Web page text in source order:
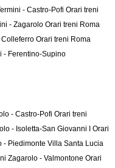
- Castro-Pofi Orari treni
- Zagarolo Orari treni Roma
Colleferro Orari treni Roma
- Ferentino-Supino
- Castro-Pofi Orari treni
- Isoletta-San Giovanni I Orari
- Piedimonte Villa Santa Lucia
Zagarolo - Valmontone Orari